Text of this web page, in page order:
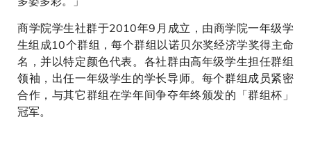
商学院学生社群于2010年9月成立，由商学院一年级学
生组成10个群组，每个群组以诺贝尔奖经济学奖得主命
名，并以特定颜色代表。各社群由高年级学生担任群组
领袖，出任一年级学生的学长导师。每个群组成员紧密
合作，与其它群组在学年间争夺年终颁发的「群组杯」
冠军。